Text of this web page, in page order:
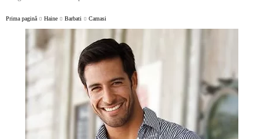
Prima pagină Haine Barbati Camasi